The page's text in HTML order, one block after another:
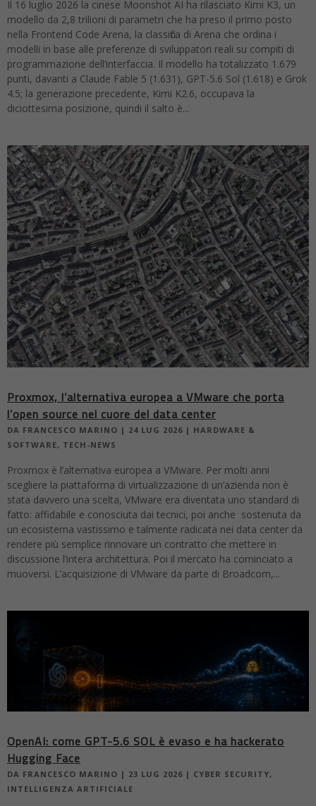
Il 16 luglio 2026 la cinese Moonshot AI ha rilasciato Kimi K3, un
modello da 2,8 trilioni di parametri che ha preso il primo posto
nella Frontend Code Arena, la classifica di Arena che ordina i
modelli in base alle preferenze di sviluppatori reali su compiti di
programmazione dell’interfaccia. Il modello ha totalizzato 1.679
punti, davanti a Claude Fable 5 (1.631), GPT-5.6 Sol (1.618) e Grok
4.5; la generazione precedente, Kimi K2.6, occupava la
diciottesima posizione, quindi il salto è...
Proxmox, l’alternativa europea a VMware che porta
l’open source nel cuore del data center
DA FRANCESCO MARINO | 24 LUG 2026 | HARDWARE &
SOFTWARE, TECH-NEWS
Proxmox è l’alternativa europea a VMware. Per molti anni
scegliere la piattaforma di virtualizzazione di un’azienda non è
stata davvero una scelta, VMware era diventata uno standard di
fatto: affidabile e conosciuta dai tecnici, poi anche sostenuta da
un ecosistema vastissimo e talmente radicata nei data center da
rendere più semplice rinnovare un contratto che mettere in
discussione l’intera architettura. Poi il mercato ha cominciato a
muoversi. L’acquisizione di VMware da parte di Broadcom,...
OpenAI: come GPT-5.6 SOL è evaso e ha hackerato
Hugging Face
DA FRANCESCO MARINO | 23 LUG 2026 | CYBER SECURITY,
INTELLIGENZA ARTIFICIALE